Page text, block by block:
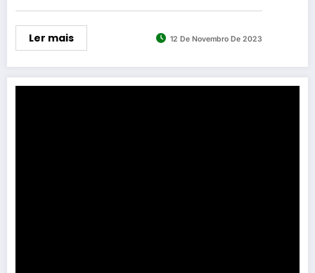
Ler mais 12 De Novembro De 2023